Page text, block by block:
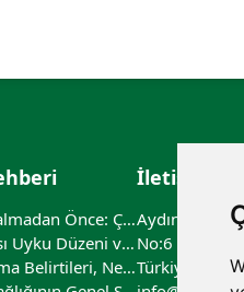
Okul Zili Çalmadan Önce: Çocuğunuzun Sağlık Kontrol Listesi
Tatil Sonrası Uyku Düzeni ve Biyolojik Saati Yeniden Dengelemenin Yolları
İdrar Kaçırma Belirtileri, Nedenleri ve Tedavi Yöntemleri
İletişim
Aydıntepe
No:6 34959
Türkiye